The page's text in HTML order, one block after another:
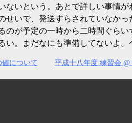
ないという。あとで詳しい事情
せいで、発送すらされていなか
のが予定の一時から二時間ぐらい
。まだなにも準備してないよ。
値について 平成十八年度 練習会 @